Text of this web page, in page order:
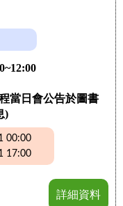
當日會公告於圖書
)
00:00
17:00
詳細資料